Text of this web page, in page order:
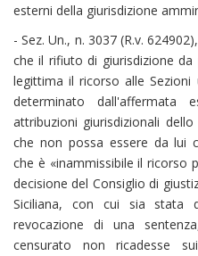
esterni della giurisdizione
- Sez. Un., n. 3037 (R.v.
che il rifiuto di giurisdizione
legittima il ricorso alle
determinato dall'affermata
attribuzioni giurisdizionali
che non possa essere da lui
che è «inammissibile il ricorso
decisione del Consiglio di
Siciliana, con cui sia stata
revocazione di una
censurato non ricadesse